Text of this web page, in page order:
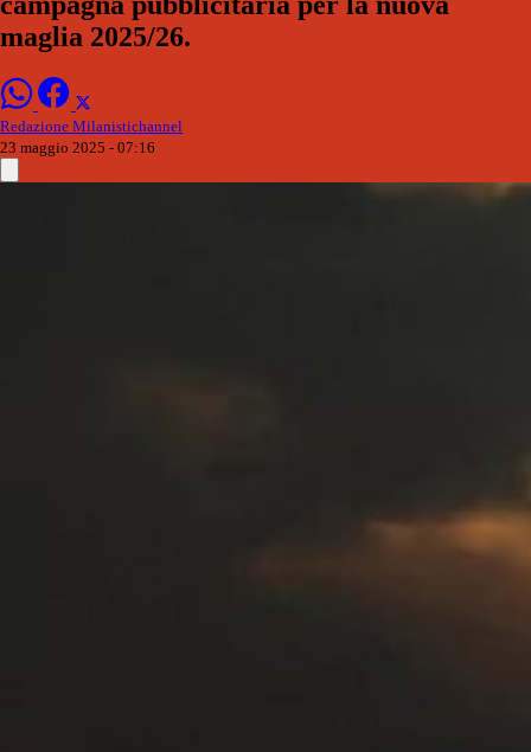
maglia 2025/26.
Redazione Milanistichannel
23 maggio 2025 - 07:16